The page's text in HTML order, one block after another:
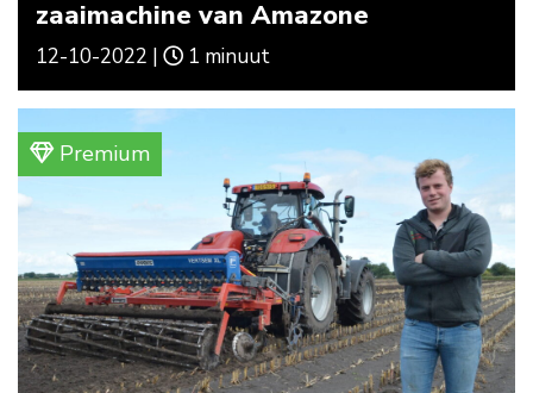
zaaimachine van Amazone
12-10-2022 | 1 minuut
Premium